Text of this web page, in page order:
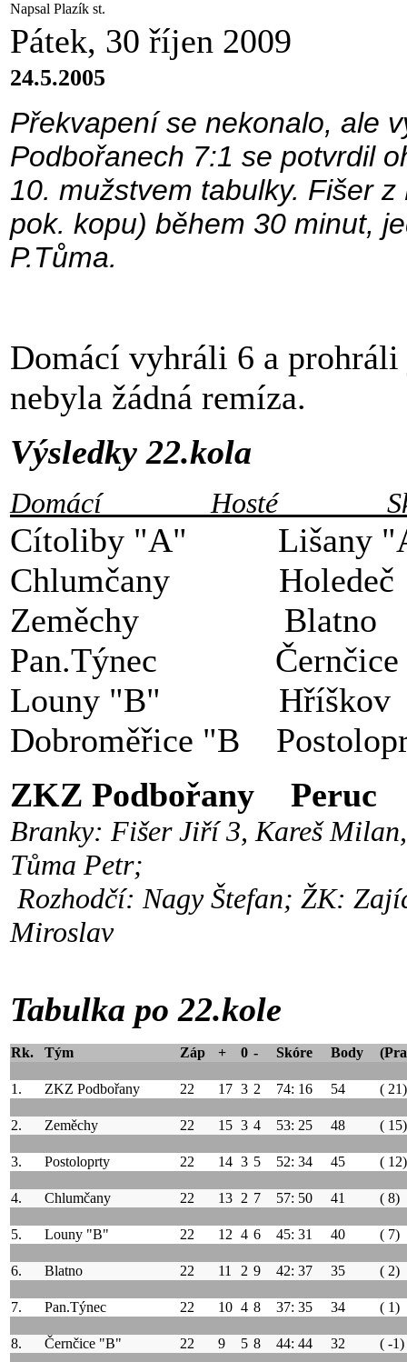
Napsal Plazík st.
Pátek, 30 říjen 2009
24.5.2005
Překvapení se nekonalo, ale
Podbořanech 7:1 se potvrdil
10. mužstvem tabulky. Fišer
pok. kopu) během 30 minut,
P.Tůma.
Domácí vyhráli 6 a
nebyla žádná remíza.
Výsledky 22.kola
Domácí Hosté
Cítoliby "A" Lišany
Chlumčany
Zeměchy
Pan.Týnec
Louny "B"
Dobroměřice "B
ZKZ Podbořany
Branky: Fišer Jiří 3, Kareš
Tůma Petr;
Rozhodčí: Nagy Štefan; ŽK:
Miroslav
Tabulka po 22.kole
Rk. Tým Záp + 0 - Skóre Body
1. ZKZ Podbořany 22 17 3 2 74: 16 54 ( 21)
2. Zeměchy 22 15 3 4 53: 25 48 ( 15)
3. Postoloprty 22 14 3 5 52: 34 45 ( 12)
4. Chlumčany 22 13 2 7 57: 50 41 ( 8)
5. Louny "B" 22 12 4 6 45: 31 40 ( 7)
6. Blatno 22 11 2 9 42: 37 35 ( 2)
7. Pan.Týnec 22 10 4 8 37: 35 34 ( 1)
8. Černčice "B" 22 9 5 8 44: 44 32 ( -1)